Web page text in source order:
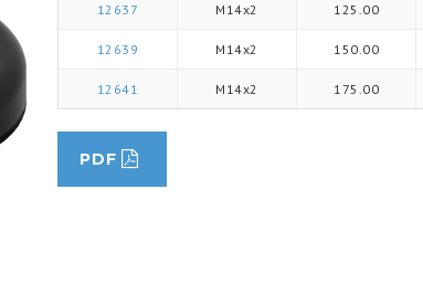
12637 M14x2 125.00
12639 M14x2 150.00
12641 M14x2 175.00
PDF